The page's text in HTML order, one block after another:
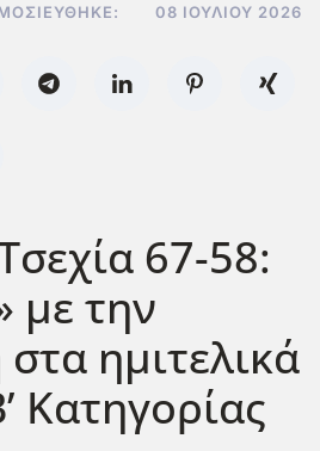
08 ΙΟΥΛΊΟΥ 2026
67-58:
με την
ημιτελικά
Κατηγορίας